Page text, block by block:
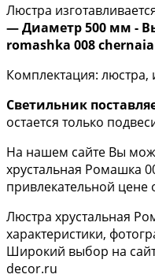
Люстра
— Диаметр 500 мм -
romashka 008
Комплектация: люстра,
Светильник
остается только
На нашем сайте Вы
хрустальная Ромашка
привлекательной цене
Люстра хрустальная
характеристики,
Широкий выбор на
decor.ru